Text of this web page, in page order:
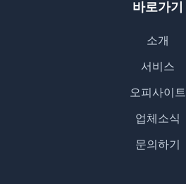
바로가기
소개
서비스
오피사이트
업체소식
문의하기